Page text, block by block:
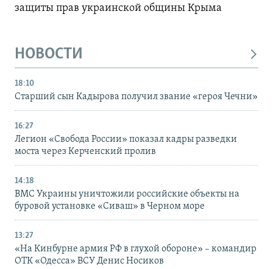
защиты прав украинской общины Крыма
НОВОСТИ
18:10
Старший сын Кадырова получил звание «героя Чечни»
16:27
Легион «Свобода России» показал кадры разведки
моста через Керченский пролив
14:18
ВМС Украины уничтожили российские объекты на
буровой установке «Сиваш» в Черном море
13:27
«На Кинбурне армия РФ в глухой обороне» – командир
ОТК «Одесса» ВСУ Денис Носиков